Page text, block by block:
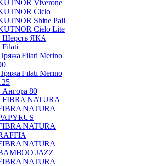
Viverone
Cielo
Shine Pail
Cielo Lite
Шерсть ЯКА
Filati
Filati Merino
Filati Merino
80
FIBRA NATURA
NATURA
NATURA
NATURA
JAZZ
NATURA